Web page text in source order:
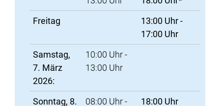
Freitag
13:00 Uhr -
17:00 Uhr
Samstag,
7. März
2026:
10:00 Uhr -
13:00 Uhr
Sonntag, 8.
08:00 Uhr - 18:00 Uhr